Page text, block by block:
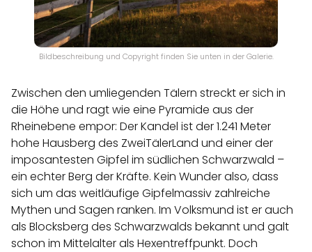
Bildbeschreibung und Copyright finden Sie unten in der Galerie.
Zwischen den umliegenden Tälern streckt er sich in
die Höhe und ragt wie eine Pyramide aus der
Rheinebene empor: Der Kandel ist der 1.241 Meter
hohe Hausberg des ZweiTälerLand und einer der
imposantesten Gipfel im südlichen Schwarzwald –
ein echter Berg der Kräfte. Kein Wunder also, dass
sich um das weitläufige Gipfelmassiv zahlreiche
Mythen und Sagen ranken. Im Volksmund ist er auch
als Blocksberg des Schwarzwalds bekannt und galt
schon im Mittelalter als Hexentreffpunkt. Doch